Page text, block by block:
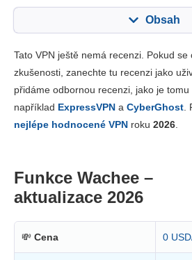
Obsah
Klíčové vlastnosti 5.5
Instalace a aplikace 5.3
Tato VPN ještě nemá recenzi. Pokud
zkušenosti, zanechte tu recenzi jako
přidáme odbornou recenzi, jako je tomu
například ExpressVPN a CyberGhost.
nejlépe hodnocené VPN roku 2026.
Funkce Wachee –
aktualizace 2026
💸 Cena 0